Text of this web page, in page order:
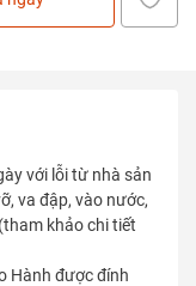
với lỗi từ nhà sản
va đập, vào nước,
khảo chi tiết
Hành được đính